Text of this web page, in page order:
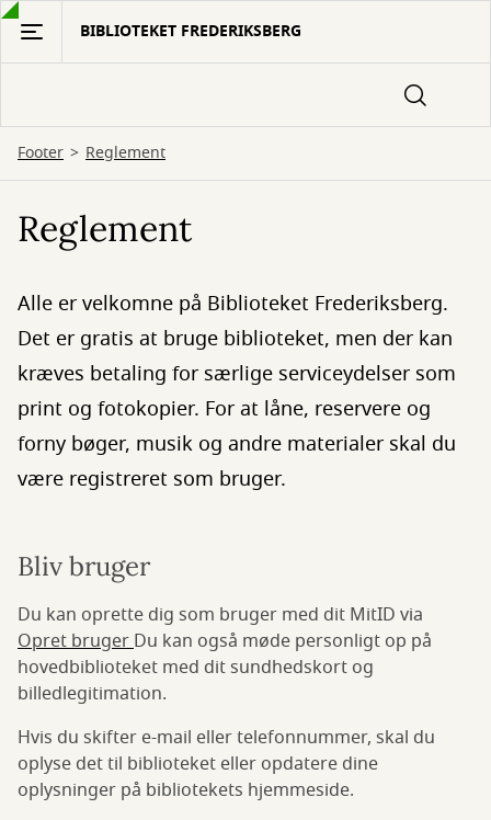
Gå
hovedindhold
BIBLIOTEKET FREDERIKSBERG
Footer Reglement
Reglement
Alle er velkomne på Biblioteket Frederiksberg.
Det er gratis at bruge biblioteket, men der kan
kræves betaling for særlige serviceydelser som
print og fotokopier. For at låne, reservere og
forny bøger, musik og andre materialer skal du
være registreret som bruger.
Bliv bruger
Du kan oprette dig som bruger med dit MitID via
Opret brugerDu kan også møde personligt op på
hovedbiblioteket med dit sundhedskort og
billedlegitimation.
Hvis du skifter e-mail eller telefonnummer, skal du
oplyse det til biblioteket eller opdatere dine
oplysninger på bibliotekets hjemmeside.